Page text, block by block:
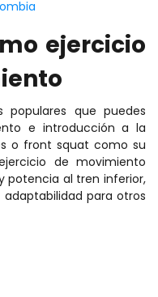
ejercicio
populares que puedes
e introducción a la
o front squat como su
de movimiento
potencia al tren inferior,
para otros